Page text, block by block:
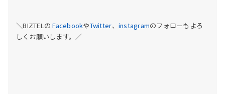
＼BIZTELのFacebookやTwitter、 instagramのフォローもよろ
しくお願いします。／